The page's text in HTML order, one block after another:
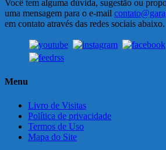
Você tem alguma dúvida, sugestão ou
uma mensagem para o e-mail
em contato através das redes sociais abaixo.
Menu
Livro de Visitas
Política de privacidade
Termos de Uso
Mapa do Site